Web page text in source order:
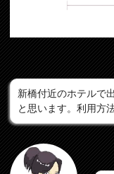
新橋付近のホテルで
と思います。利用方